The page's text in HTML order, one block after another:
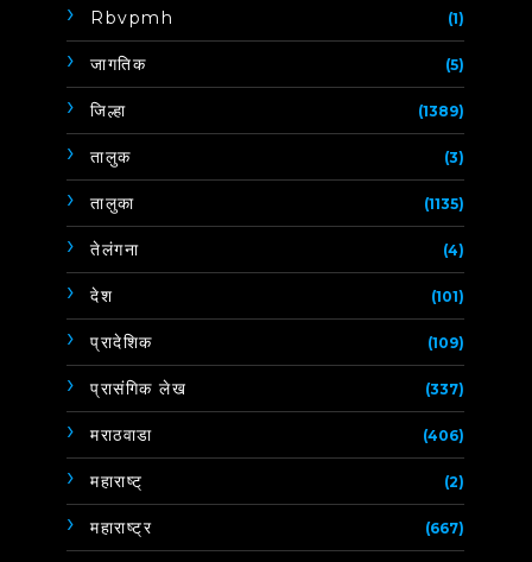
Rbvpmh (1)
जागतिक (5)
जिल्हा (1389)
तालुक (3)
तालुका (1135)
तेलंगना (4)
देश (101)
प्रादेशिक (109)
प्रासंगिक लेख (337)
मराठवाडा (406)
महाराष्ट् (2)
महाराष्ट्र (667)